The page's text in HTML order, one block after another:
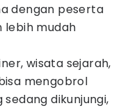
dengan peserta
lebih mudah
wisata sejarah,
mengobrol
dikunjungi,